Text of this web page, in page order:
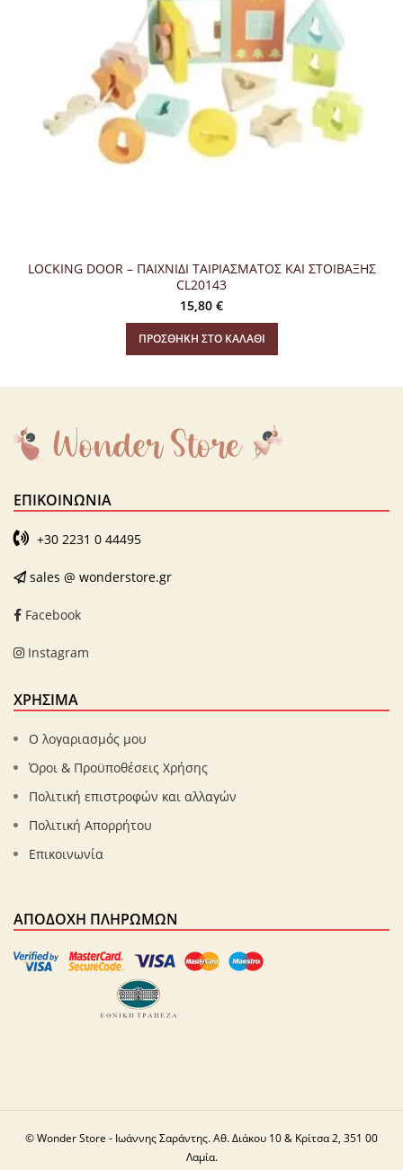
LOCKING DOOR – ΠΑΙΧΝΙΔΙ ΤΑΙΡΙΑΣΜΑΤΟΣ ΚΑΙ ΣΤΟΙΒΑΞΗΣ
CL20143
15,80 €
ΠΡΟΣΘΉΚΗ ΣΤΟ ΚΑΛΆΘΙ
ΕΠΙΚΟΙΝΩΝΊΑ
+30 2231 0 44495
sales @ wonderstore.gr
Facebook
Instagram
ΧΡΗΣΙΜΑ
Ο λογαριασμός μου
Όροι & Προϋποθέσεις Χρήσης
Πολιτική επιστροφών και αλλαγών
Πολιτική Απορρήτου
Επικοινωνία
ΑΠΟΔΟΧΉ ΠΛΗΡΩΜΏΝ
© Wonder Store - Ιωάννης Σαράντης. Αθ. Διάκου 10 & Κρίτσα 2, 351 00
Λαμία.